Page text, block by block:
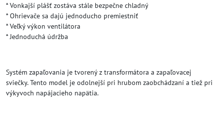
* Vonkajší plášť zostáva stále bezpečne chladný
* Ohrievače sa dajú jednoducho premiestniť
* Veľký výkon ventilátora
* Jednoduchá údržba
Systém zapaľovania je tvorený z transformátora a zapaľovacej
sviečky. Tento model je odolnejší pri hrubom zaobchádzaní a tiež pri
výkyvoch napájacieho napätia.